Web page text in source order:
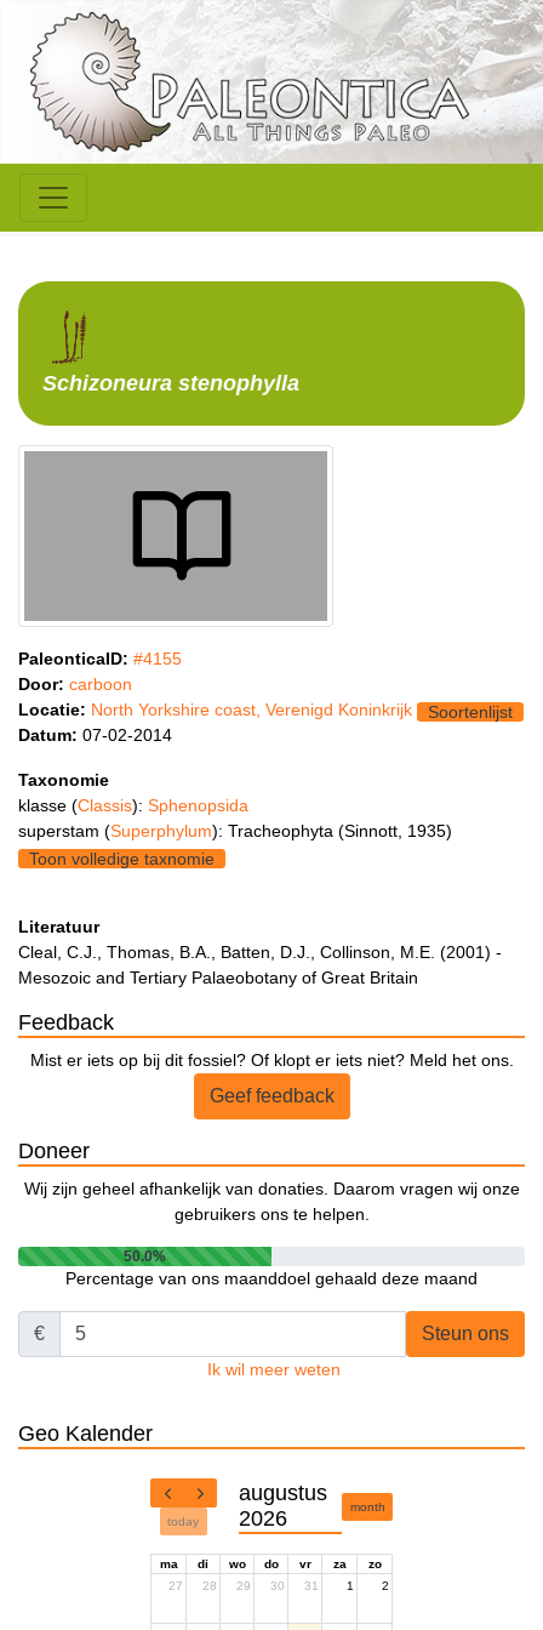
Schizoneura stenophylla
PaleonticaID: #4155
Door: carboon
Locatie: North Yorkshire coast, Verenigd Koninkrijk
Soortenlijst
Datum: 07-02-2014
Taxonomie
klasse (Classis): Sphenopsida
superstam (Superphylum): Tracheophyta (Sinnott, 1935)
Toon volledige taxnomie
Literatuur
Cleal, C.J., Thomas, B.A., Batten, D.J., Collinson, M.E. (2001) -
Mesozoic and Tertiary Palaeobotany of Great Britain
Feedback
Mist er iets op bij dit fossiel? Of klopt er iets niet? Meld het ons.
Geef feedback
Doneer
Wij zijn geheel afhankelijk van donaties. Daarom vragen wij onze
gebruikers ons te helpen.
50.0%
Percentage van ons maanddoel gehaald deze maand
€ Steun ons
Ik wil meer weten
Geo Kalender
today
augustus
2026
month
ma di wo do vr za
zo
27
28 29 30 31 1 2